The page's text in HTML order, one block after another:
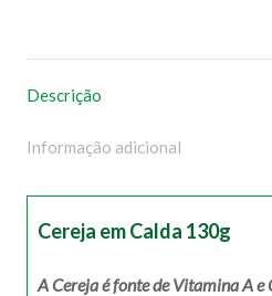
Descrição
Informação adicional
Cereja em Calda 130g
A Cereja é fonte de Vitamina A